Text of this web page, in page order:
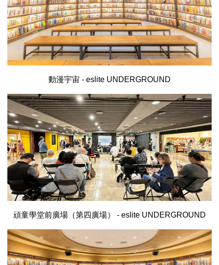
動漫宇宙 - eslite UNDERGROUND
頑童學堂前廣場（第四廣場） - eslite UNDERGROUND